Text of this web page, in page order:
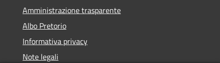
Amministrazione trasparente
Albo Pretorio
Informativa privacy
Note legali